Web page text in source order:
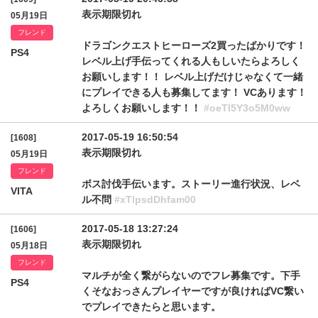
05月19日
フレンド
PS4
表示期限切れ
ドラゴンクエストヒーローズ2買ったばかりです！
レベル上げ手伝ってくれる人もしいたらよろしく
お願いします！！ レベル上げだけじゃなくて一緒
にプレイできる人も募集してます！ VCあります！
よろしくお願いします！！ #oeTl5Y3o5M0ww
[1608]
05月19日
フレンド
VITA
2017-05-19 16:50:54
表示期限切れ
ボス討伐手伝います。ストーリー進行状況、レベ
ル不問 #xTlpsdDhfam00
[1606]
05月18日
フレンド
PS4
2017-05-18 13:27:24
表示期限切れ
マルチが全く繋がらないのでフレ募集です。下手
くそなおっさんプレイヤーですが良ければVC繋い
でプレイできたらと思います。